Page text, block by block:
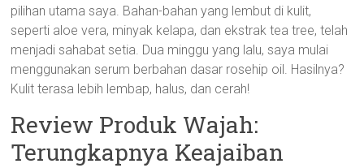
pilihan utama saya. Bahan-bahan yang lembut di kulit,
seperti aloe vera, minyak kelapa, dan ekstrak tea tree, telah
menjadi sahabat setia. Dua minggu yang lalu, saya mulai
menggunakan serum berbahan dasar rosehip oil. Hasilnya?
Kulit terasa lebih lembap, halus, dan cerah!
Review Produk Wajah:
Terungkapnya Keajaiban